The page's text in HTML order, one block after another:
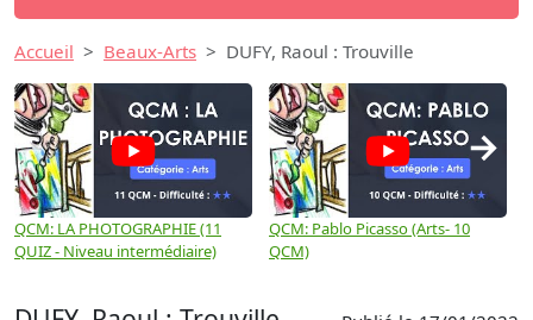
Accueil Beaux-Arts DUFY, Raoul : Trouville
QCM: LA PHOTOGRAPHIE (11
QUIZ - Niveau intermédiaire)
QCM: Pablo Picasso (Arts- 10
QCM)
→